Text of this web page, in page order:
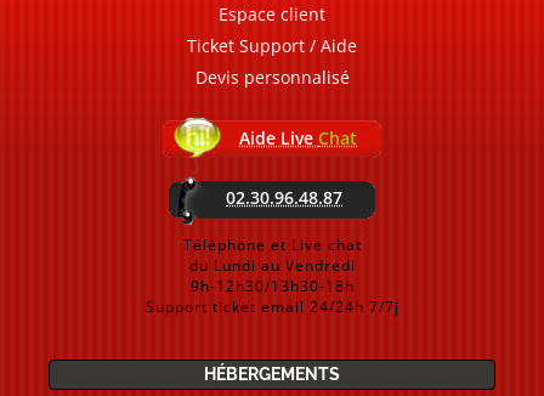
Espace client
Ticket Support / Aide
Devis personnalisé
Aide Live Chat
02.30.96.48.87
Téléphone et Live chat
du Lundi au Vendredi
9h-12h30/13h30-18h
Support ticket email 24/24h 7/7j
HÉBERGEMENTS